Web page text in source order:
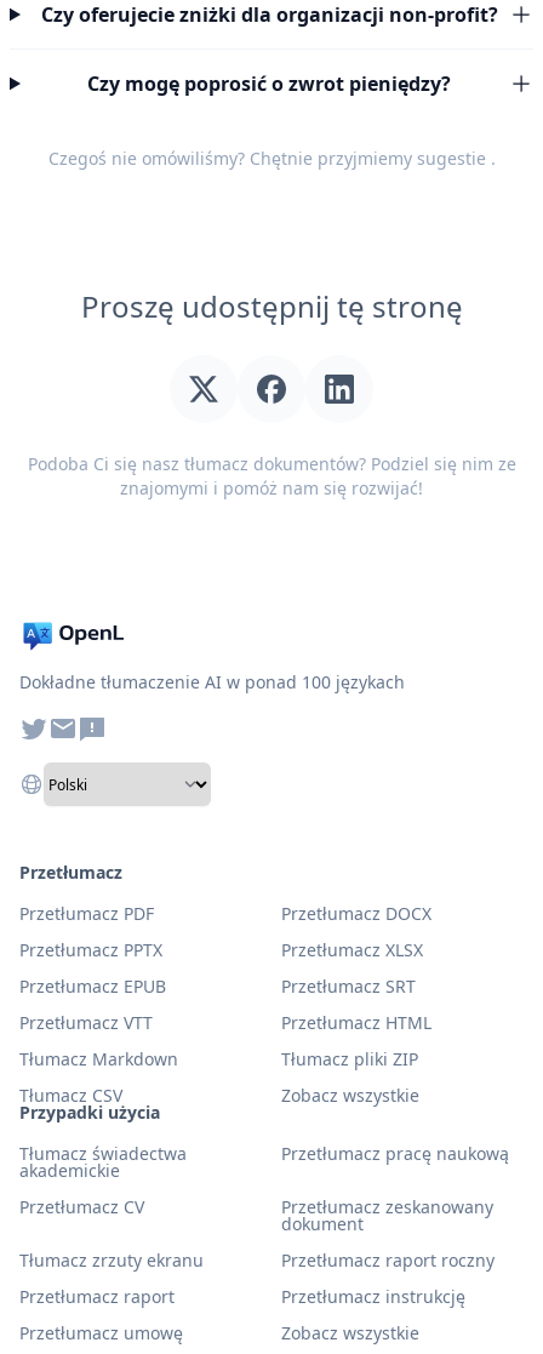
Czy oferujecie zniżki dla organizacji non-profit?
Czy mogę poprosić o zwrot pieniędzy?
Czegoś nie omówiliśmy? Chętnie przyjmiemy sugestie .
Proszę udostępnij tę stronę
Podoba Ci się nasz tłumacz dokumentów? Podziel się nim ze
znajomymi i pomóż nam się rozwijać!
Dokładne tłumaczenie AI w ponad 100 językach
Przypadki użycia
Tłumacz świadectwa
akademickie
Przetłumacz pracę naukową
Przetłumacz CV Przetłumacz zeskanowany
dokument
Tłumacz zrzuty ekranu
Przetłumacz raport roczny
Przetłumacz raport
Przetłumacz instrukcję
Przetłumacz umowę
Zobacz wszystkie
Przetłumacz
Przetłumacz PDF
Przetłumacz DOCX
Przetłumacz PPTX
Przetłumacz XLSX
Przetłumacz EPUB
Przetłumacz SRT
Przetłumacz VTT
Przetłumacz HTML
Tłumacz Markdown
Tłumacz pliki ZIP
Tłumacz CSV
Zobacz wszystkie